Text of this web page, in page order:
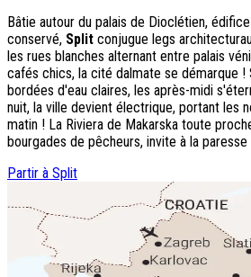
Bâtie autour du palais de Dioclétien,
conservé, Split conjugue legs
les rues blanches alternant entre palais
cafés chics, la cité dalmate se démarque !
bordées d'eau claires, les après-midi
nuit, la ville devient électrique, portant les
matin ! La Riviera de Makarska toute
bourgades de pêcheurs, invite à la
Partir à Split